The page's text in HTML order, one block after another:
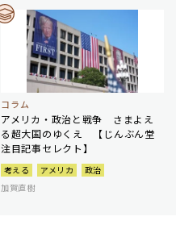
コラム
アメリカ・政治と戦争 さまよえ
る超大国のゆくえ 【じんぶん堂
注目記事セレクト】
考える アメリカ
政治
加賀直樹